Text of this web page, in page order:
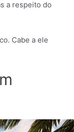
a respeito do
Cabe a ele